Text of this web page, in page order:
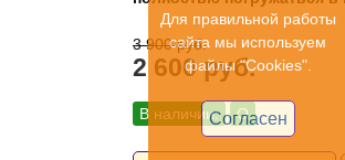
3 900 руб.
2 600 руб.
В наличии: О
Для правильной работы
сайта мы используем
файлы "Cookies".
Согласен